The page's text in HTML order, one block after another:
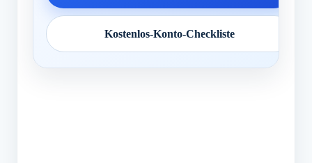
Kostenlos-Konto-Checkliste